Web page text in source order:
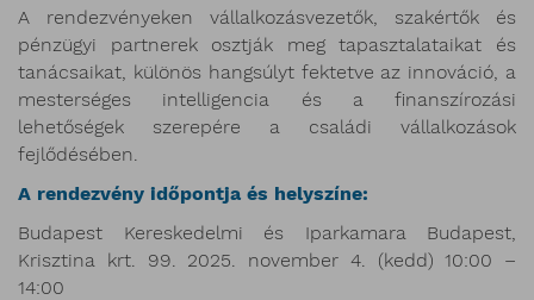
A rendezvényeken vállalkozásvezetők, szakértők és
pénzügyi partnerek osztják meg tapasztalataikat és
tanácsaikat, különös hangsúlyt fektetve az innováció, a
mesterséges intelligencia és a finanszírozási
lehetőségek szerepére a családi vállalkozások
fejlődésében.
A rendezvény időpontja és helyszíne:
Budapest Kereskedelmi és Iparkamara Budapest,
Krisztina krt. 99. 2025. november 4. (kedd) 10:00 –
14:00